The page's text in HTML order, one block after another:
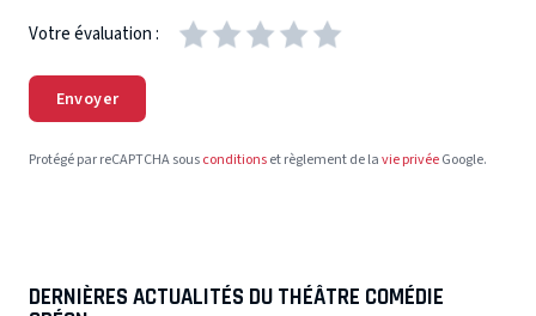
Votre évaluation :
Envoyer
Protégé par reCAPTCHA sousconditionset règlement de lavie privéeGoogle.
DERNIÈRES ACTUALITÉS DU THÉÂTRE COMÉDIE